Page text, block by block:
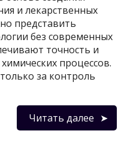
и лекарственных
представить
без современных
точность и
процессов.
за контроль
Читать далее